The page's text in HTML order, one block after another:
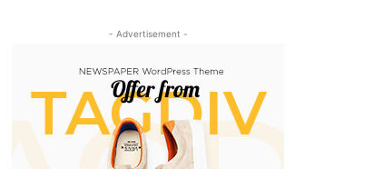
- Advertisement -